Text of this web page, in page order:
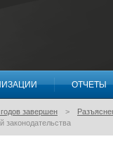
ОТЧЕТЫ
завершен
законодательства